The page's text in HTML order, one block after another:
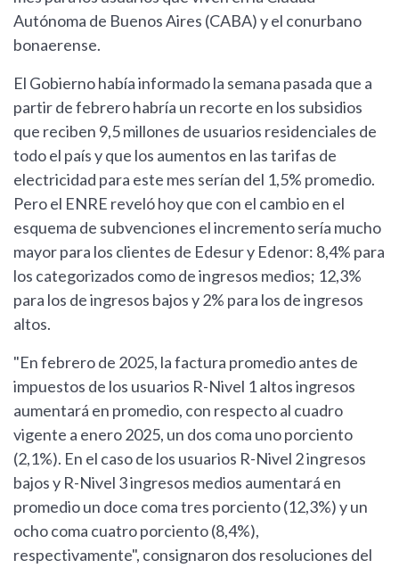
Autónoma de Buenos Aires (CABA) y el conurbano
bonaerense.
El Gobierno había informado la semana pasada que a
partir de febrero habría un recorte en los subsidios
que reciben 9,5 millones de usuarios residenciales de
todo el país y que los aumentos en las tarifas de
electricidad para este mes serían del 1,5% promedio.
Pero el ENRE reveló hoy que con el cambio en el
esquema de subvenciones el incremento sería mucho
mayor para los clientes de Edesur y Edenor: 8,4% para
los categorizados como de ingresos medios; 12,3%
para los de ingresos bajos y 2% para los de ingresos
altos.
"En febrero de 2025, la factura promedio antes de
impuestos de los usuarios R-Nivel 1 altos ingresos
aumentará en promedio, con respecto al cuadro
vigente a enero 2025, un dos coma uno porciento
(2,1%). En el caso de los usuarios R-Nivel 2 ingresos
bajos y R-Nivel 3 ingresos medios aumentará en
promedio un doce coma tres porciento (12,3%) y un
ocho coma cuatro porciento (8,4%),
respectivamente", consignaron dos resoluciones del